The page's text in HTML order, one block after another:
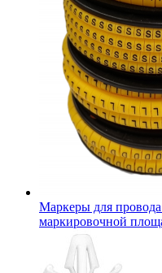
Маркеры для
маркировочной